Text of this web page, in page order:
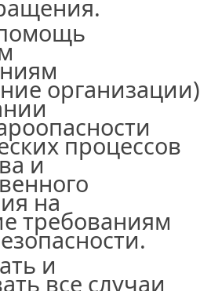
организации)
процессов
и
на
требованиям
и
все случаи